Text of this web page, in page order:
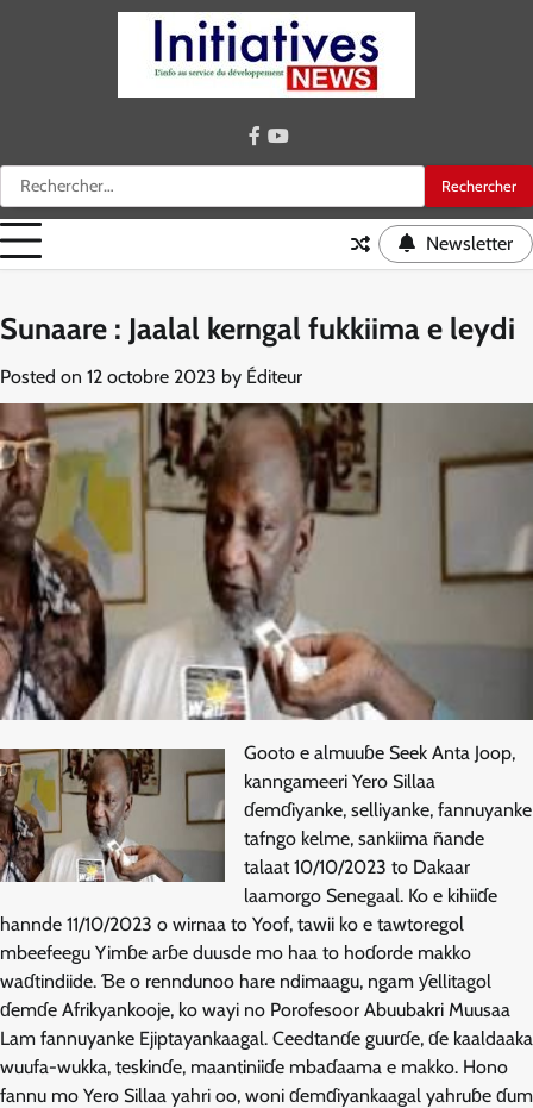
Rechercher :
facebook
youtube
Newsletter
Sunaare : Jaalal kerngal fukkiima e leydi
Posted on 12 octobre 2023 by Éditeur
Gooto e almuuɓe Seek Anta Joop,
kanngameeri Yero Sillaa
ɗemɗiyanke, selliyanke, fannuyanke
tafngo kelme, sankiima ñande
talaat 10/10/2023 to Dakaar
laamorgo Senegaal. Ko e kihiiɗe
hannde 11/10/2023 o wirnaa to Yoof, tawii ko e tawtoregol
mbeefeegu Yimɓe arɓe duusde mo haa to hoɗorde makko
waɗtindiide. Ɓe o renndunoo hare ndimaagu, ngam ƴellitagol
ɗemɗe Afrikyankooje, ko wayi no Porofesoor Abuubakri Muusaa
Lam fannuyanke Ejiptayankaagal. Ceedtanɗe guurɗe, ɗe kaaldaaka
wuufa-wukka, teskinɗe, maantiniiɗe mbaɗaama e makko. Hono
fannu mo Yero Sillaa yahri oo, woni ɗemɗiyankaagal yahruɓe ɗum